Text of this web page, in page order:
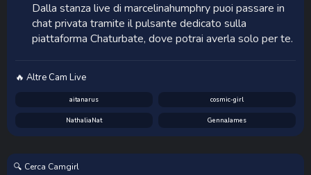
Dalla stanza live di marcelinahumphry puoi passare in
chat privata tramite il pulsante dedicato sulla
piattaforma Chaturbate, dove potrai averla solo per te.
🔥 Altre Cam Live
aitanarus cosmic-girl
NathaliaNat GennaJames
🔍 Cerca Camgirl